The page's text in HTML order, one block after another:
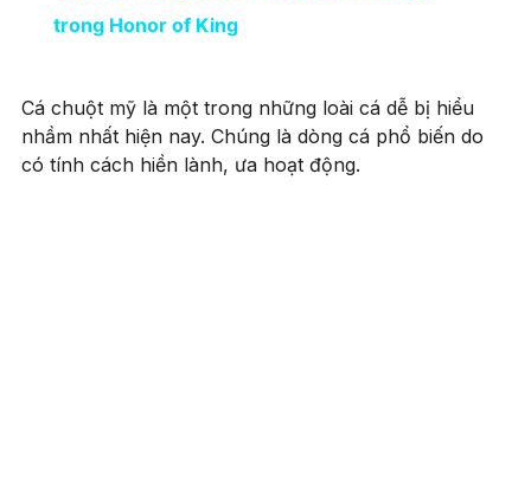
trong Honor of King
Cá chuột mỹ là một trong những loài cá dễ bị hiểu
nhầm nhất hiện nay. Chúng là dòng cá phổ biến do
có tính cách hiền lành, ưa hoạt động.